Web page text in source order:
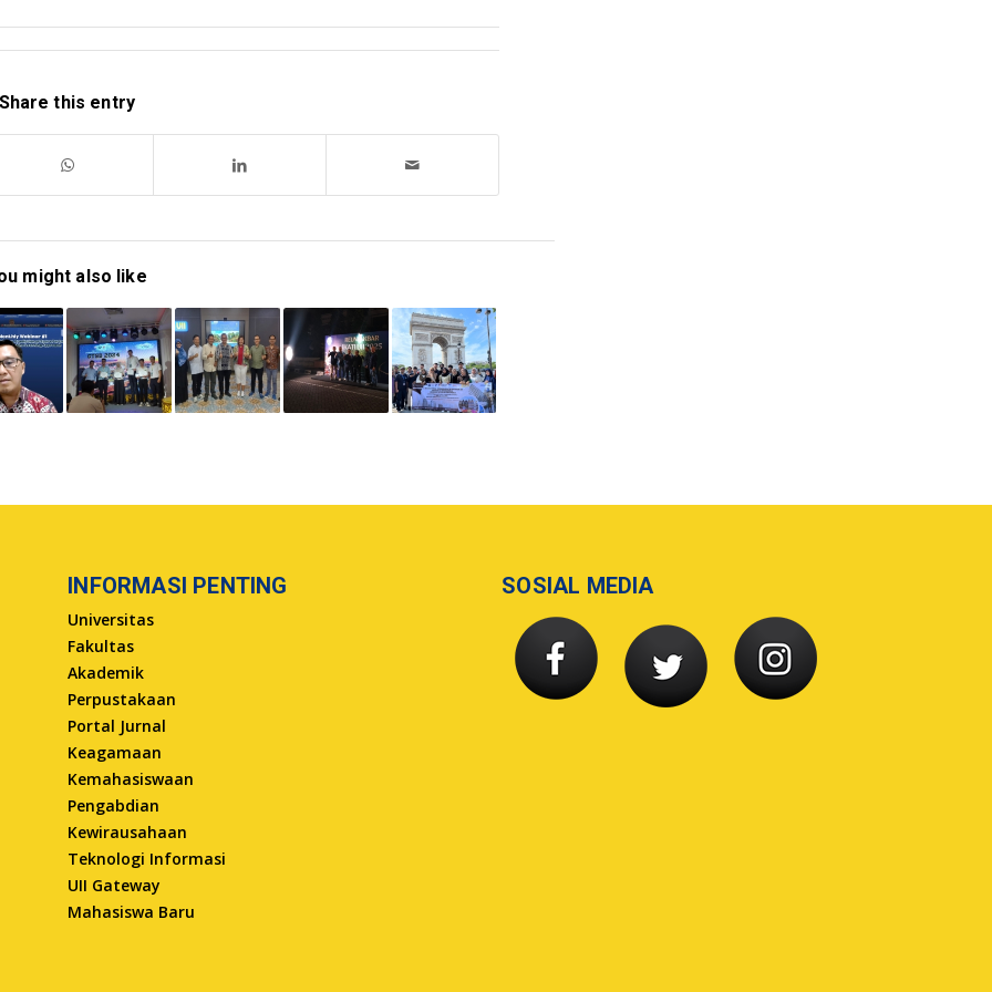
this entry
might also like
INFORMASI PENTING
Universitas
Fakultas
Akademik
Perpustakaan
Portal Jurnal
Keagamaan
Kemahasiswaan
Pengabdian
Kewirausahaan
Teknologi Informasi
UII Gateway
Mahasiswa Baru
SOSIAL MEDIA